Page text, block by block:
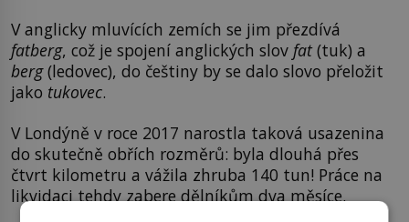
V anglicky mluvících zemích se jim přezdívá
fatberg, což je spojení anglických slov fat(tuk) a
berg(ledovec), do češtiny by se dalo slovo přeložit
jako tukovec.
V Londýně v roce 2017 narostla taková usazenina
do skutečně obřích rozměrů: byla dlouhá přes
čtvrt kilometru a vážila zhruba 140 tun! Práce na
likvidaci tehdy zabere dělníkům dva měsíce.